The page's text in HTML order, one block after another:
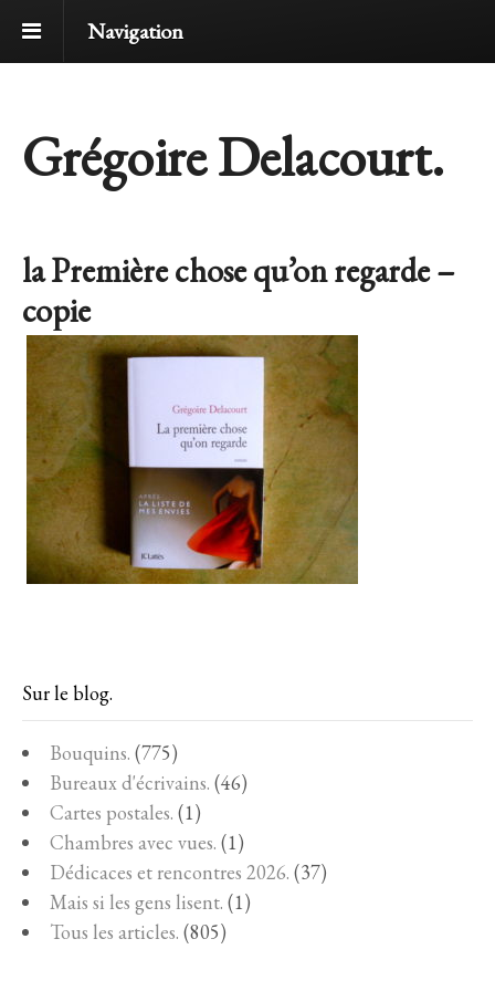
Navigation
Grégoire Delacourt.
la Première chose qu’on regarde –
copie
Sur le blog.
Bouquins. (775)
Bureaux d'écrivains. (46)
Cartes postales. (1)
Chambres avec vues. (1)
Dédicaces et rencontres 2026. (37)
Mais si les gens lisent. (1)
Tous les articles. (805)